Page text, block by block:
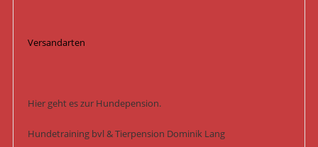
Versandarten
Hier geht es zur Hundepension.
Hundetraining bvl & Tierpension Dominik Lang